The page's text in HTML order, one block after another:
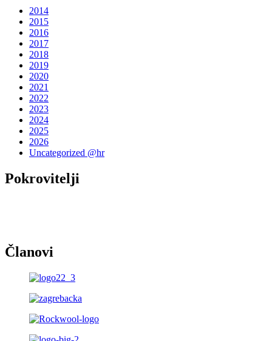
2014
2015
2016
2017
2018
2019
2020
2021
2022
2023
2024
2025
2026
Uncategorized @hr
Pokrovitelji
Članovi